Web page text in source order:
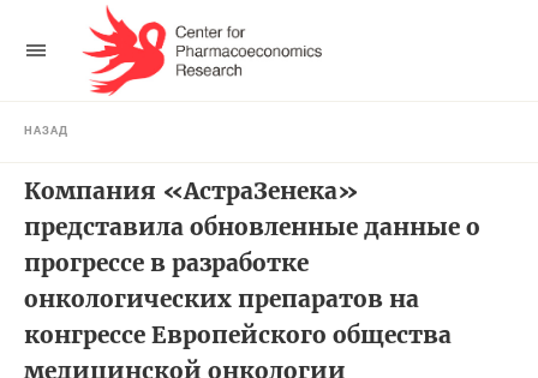
НАЗАД
Компания «АстраЗенека»
представила обновленные данные о
прогрессе в разработке
онкологических препаратов на
конгрессе Европейского общества
медицинской онкологии